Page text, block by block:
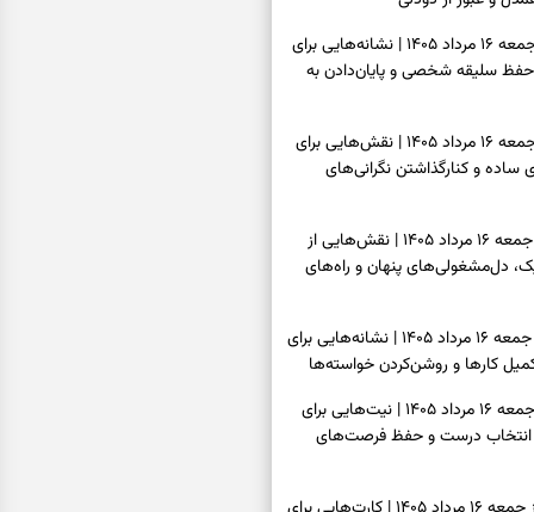
فال اسم امروز جمعه ۱۶ مرداد ۱۴۰۵ | نشانه‌هایی برای
حفظ سلیقه شخصی و پایان‌دادن به
فال چای امروز جمعه ۱۶ مرداد ۱۴۰۵ | نقش‌هایی برای
و کنارگذاشتن نگرانی‌های
فال قهوه امروز جمعه ۱۶ مرداد ۱۴۰۵ | نقش‌هایی از
دل‌مشغولی‌های پنهان و راه‌های
فال شمع امروز جمعه ۱۶ مرداد ۱۴۰۵ | نشانه‌هایی برای
کارها و روشن‌کردن خواسته‌ها
فال ابجد امروز جمعه ۱۶ مرداد ۱۴۰۵ | نیت‌هایی برای
درست و حفظ فرصت‌های